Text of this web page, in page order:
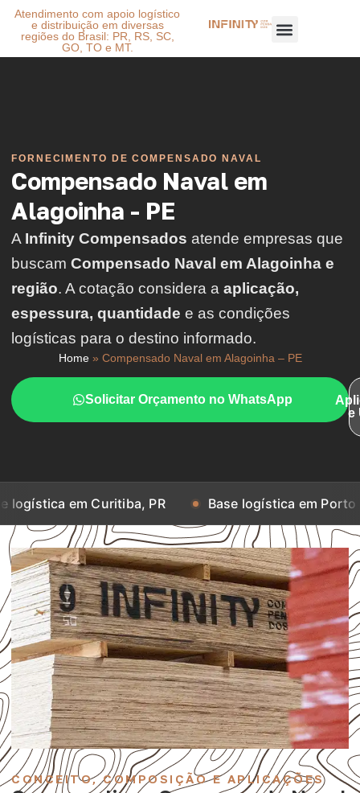
Atendimento com apoio logístico
e distribuição em diversas
regiões do Brasil: PR, RS, SC,
GO, TO e MT.
FORNECIMENTO DE COMPENSADO NAVAL
Compensado Naval em
Alagoinha - PE
A Infinity Compensados atende empresas que
buscam Compensado Naval em Alagoinha e
região. A cotação considera a aplicação,
espessura, quantidade e as condições
logísticas para o destino informado.
Home» Compensado Naval em Alagoinha – PE
Solicitar Orçamento no WhatsApp
e
Curitiba, PR Base logística em Porto Alegre, RS
CONCEITO, COMPOSIÇÃO E APLICAÇÕES